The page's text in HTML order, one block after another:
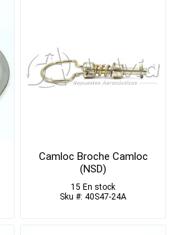
Camloc Broche Camloc
(NSD)
15 En stock
Sku #: 40S47-24A